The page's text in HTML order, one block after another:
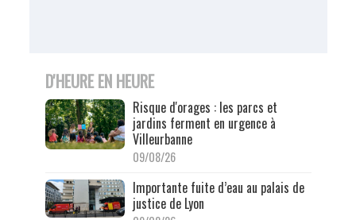
D'HEURE EN HEURE
Risque d'orages : les parcs et
jardins ferment en urgence à
Villeurbanne
09/08/26
Importante fuite d’eau au palais de
justice de Lyon